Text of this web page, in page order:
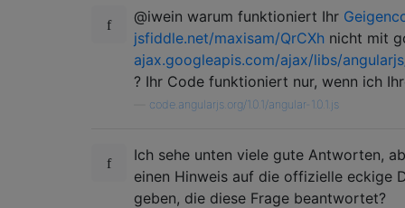
@iwein warum funktioniert Ihr
jsfiddle.net/maxisam/QrCXh nicht mit
ajax.googleapis.com/ajax/libs/
? Ihr Code funktioniert nur, wenn ich
code.angularjs.org/1.0.1/angular-1.0.1.js
Ich sehe unten viele gute Antworten,
einen Hinweis auf die offizielle eckige
geben, die diese Frage beantwortet?